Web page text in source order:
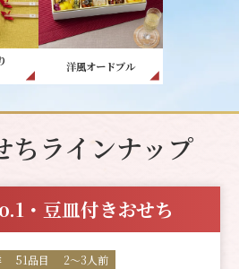
洋風オードブル
ちラインナップ
・豆皿付きおせち
51品目 2～3人前